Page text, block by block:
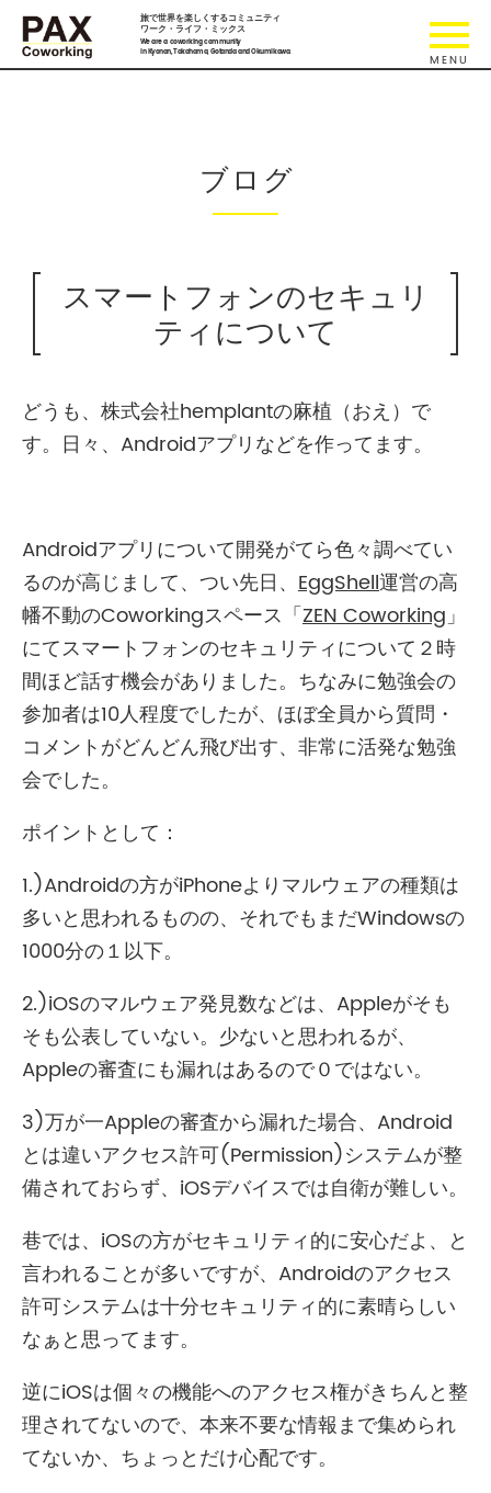
旅で世界を楽しくするコミュニティ
ワーク・ライフ・ミックス
We are a coworking community
in Kyonan, Takahama, Gotanda and Okumikawa.
ブログ
スマートフォンのセキュリ
ティについて
どうも、株式会社hemplantの麻植（おえ）で
す。日々、Androidアプリなどを作ってます。
Androidアプリについて開発がてら色々調べてい
るのが高じまして、つい先日、 EggShell運営の高
幡不動のCoworkingスペース「ZEN Coworking」
にてスマートフォンのセキュリティについて２時
間ほど話す機会がありました。ちなみに勉強会の
参加者は10人程度でしたが、ほぼ全員から質問・
コメントがどんどん飛び出す、非常に活発な勉強
会でした。
ポイントとして：
1.)Androidの方がiPhoneよりマルウェアの種類は
多いと思われるものの、それでもまだWindowsの
1000分の１以下。
2.)iOSのマルウェア発見数などは、Appleがそも
そも公表していない。少ないと思われるが、
Appleの審査にも漏れはあるので０ではない。
3)万が一Appleの審査から漏れた場合、Android
とは違いアクセス許可(Permission)システムが整
備されておらず、iOSデバイスでは自衛が難しい。
巷では、iOSの方がセキュリティ的に安心だよ、と
言われることが多いですが、Androidのアクセス
許可システムは十分セキュリティ的に素晴らしい
なぁと思ってます。
逆にiOSは個々の機能へのアクセス権がきちんと整
理されてないので、本来不要な情報まで集められ
てないか、ちょっとだけ心配です。